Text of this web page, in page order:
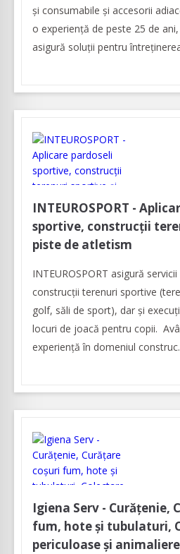
și consumabile și accesorii
o experienţă de peste 25 de ani,
asigură soluţii pentru
INTEUROSPORT -
sportive, construcții
piste de atletism
INTEUROSPORT asigură
construcţii terenuri sportive
golf, săli de sport), dar şi
locuri de joacă pentru copii.
experienţă în domeniul
Igiena Serv - Curățenie,
fum, hote și tubulaturi,
periculoase și